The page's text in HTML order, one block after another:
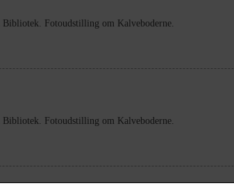
Bibliotek. Fotoudstilling om Kalveboderne.
Bibliotek. Fotoudstilling om Kalveboderne.